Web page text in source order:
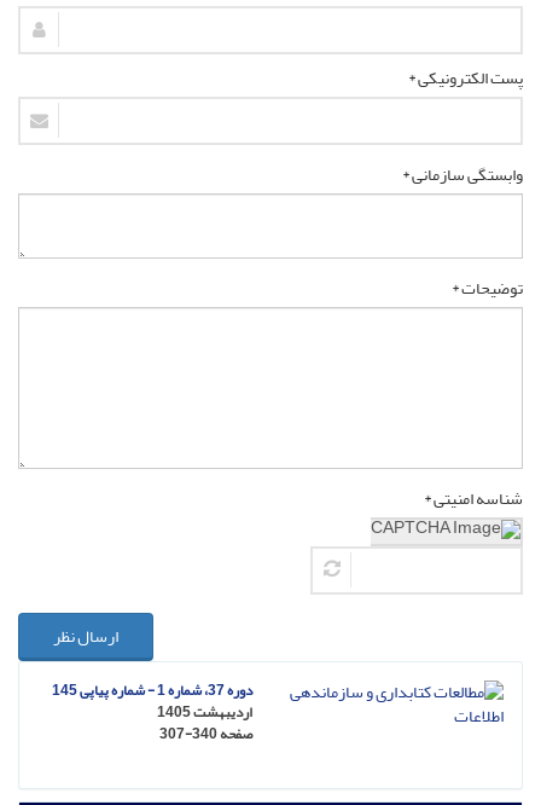
پست الکترونیکی *
وابستگی سازمانی *
توضیحات *
شناسه امنیتی *
ارسال نظر
دوره 37، شماره 1 - شماره پیاپی 145
اردیبهشت 1405
صفحه307-340